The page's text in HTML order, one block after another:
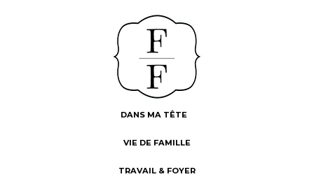
DANS MA TÊTE
VIE DE FAMILLE
TRAVAIL & FOYER